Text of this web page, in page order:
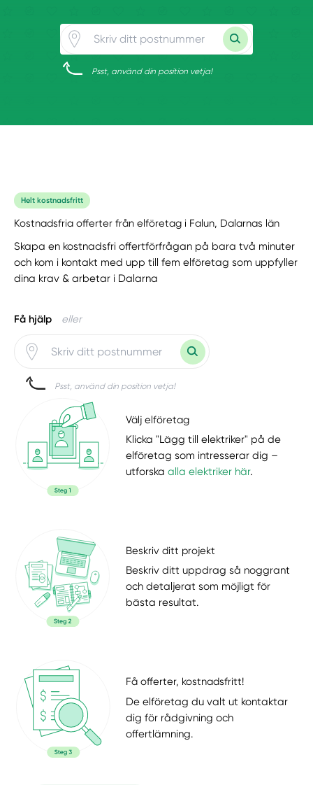
Psst, använd din position vetja!
Helt kostnadsfritt
Kostnadsfria offerter från elföretag i Falun, Dalarnas län
Skapa en kostnadsfri offertförfrågan på bara två minuter
och kom i kontakt med upp till fem elföretag som uppfyller
dina krav & arbetar i Dalarna
Få hjälp eller
Psst, använd din position vetja!
Välj elföretag
Klicka "Lägg till elektriker" på de
elföretag som intresserar dig –
utforskaalla elektriker här.
Beskriv ditt projekt
Beskriv ditt uppdrag så noggrant
och detaljerat som möjligt för
bästa resultat.
Få offerter, kostnadsfritt!
De elföretag du valt ut kontaktar
dig för rådgivning och
offertlämning.